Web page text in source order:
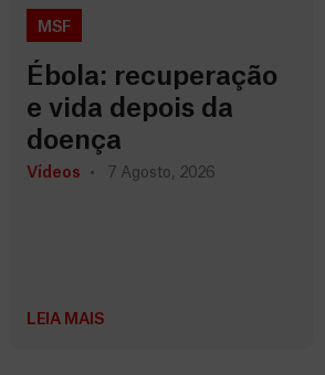
MSF
Ébola: recuperação
e vida depois da
doença
Vídeos 7 Agosto, 2026
LEIA MAIS